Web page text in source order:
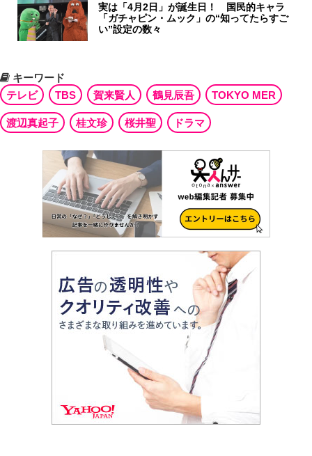
実は「4月2日」が誕生日！ 国民的キャラ
「ガチャピン・ムック」の“知ってたらすご
い”設定の数々
キーワード
テレビ
TBS 賀来賢人 鶴見辰吾 TOKYO MER
渡辺真起子 桂文珍 桜井聖 ドラマ